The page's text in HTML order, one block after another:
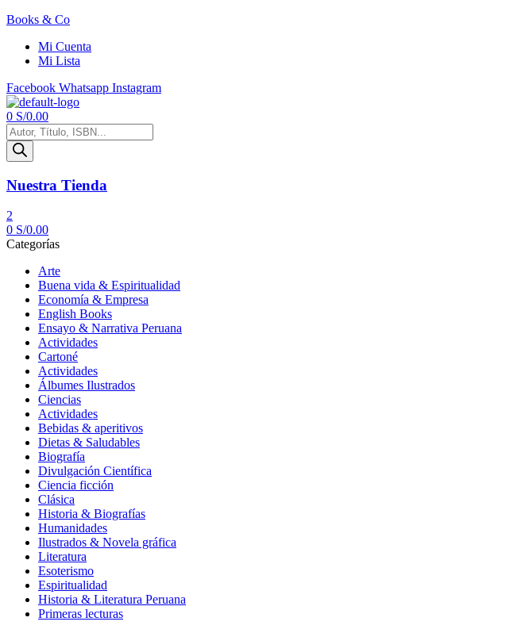
Books & Co
Mi Cuenta
Mi Lista
Facebook Whatsapp Instagram
Menú
0 S/0.00
Búsqueda
de
productos
Nuestra Tienda
2
0 S/0.00
Categorías
Arte
Buena vida & Espiritualidad
Economía & Empresa
English Books
Ensayo & Narrativa Peruana
Actividades
Cartoné
Actividades
Álbumes Ilustrados
Ciencias
Actividades
Bebidas & aperitivos
Dietas & Saludables
Biografía
Divulgación Científica
Ciencia ficción
Clásica
Historia & Biografías
Humanidades
Ilustrados & Novela gráfica
Literatura
Esoterismo
Espiritualidad
Historia & Literatura Peruana
Primeras lecturas